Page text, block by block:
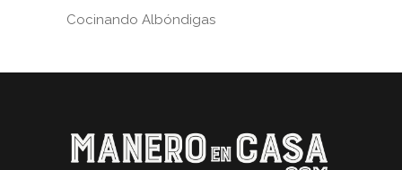
Cocinando Albóndigas